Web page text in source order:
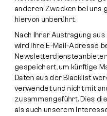
anderen Zwecken bei uns
hiervon unberührt.
Nach Ihrer Austragung
wird Ihre E-Mail-Adresse
gespeichert, um künftige
Daten aus der Blacklist
verwendet und nicht mit
zusammengeführt. Dies
als auch unserem